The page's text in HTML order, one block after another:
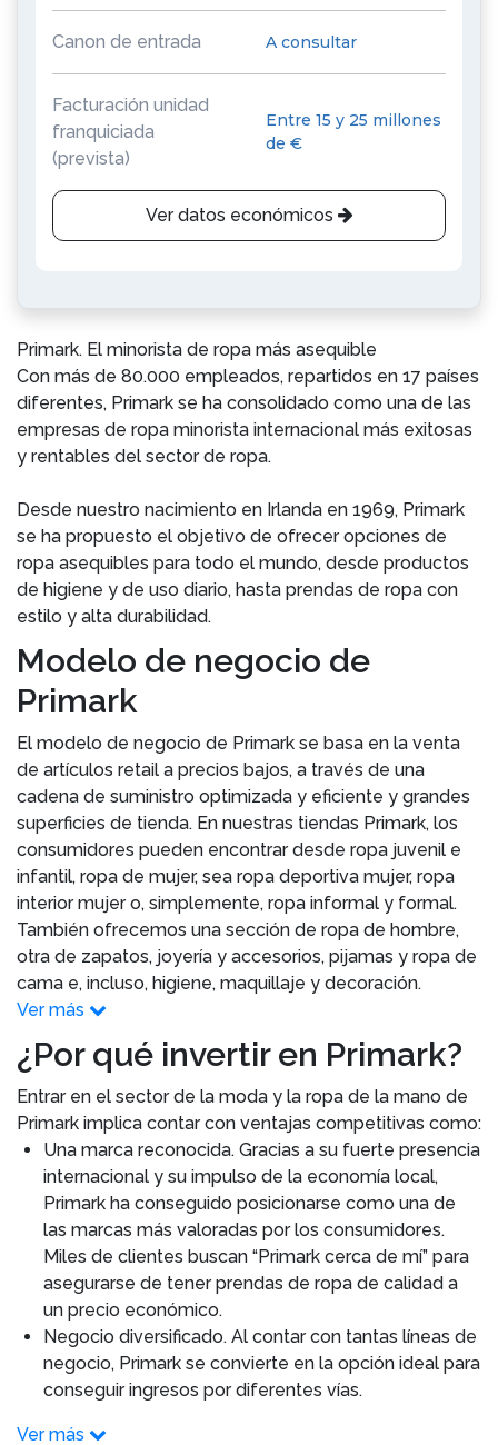
Canon de entrada A consultar
Facturación unidad
franquiciada
(prevista)
Entre 15 y 25 millones
de €
Ver datos económicos
Primark. El minorista de ropa más asequible
Con más de 80.000 empleados, repartidos en 17 países
diferentes, Primark se ha consolidado como una de las
empresas de ropa minorista internacional más exitosas
y rentables del sector de ropa.
Desde nuestro nacimiento en Irlanda en 1969, Primark
se ha propuesto el objetivo de ofrecer opciones de
ropa asequibles para todo el mundo, desde productos
de higiene y de uso diario, hasta prendas de ropa con
estilo y alta durabilidad.
Modelo de negocio de
Primark
El modelo de negocio de Primark se basa en la venta
de artículos retail a precios bajos, a través de una
cadena de suministro optimizada y eficiente y grandes
superficies de tienda. En nuestras tiendas Primark, los
consumidores pueden encontrar desde ropa juvenil e
infantil, ropa de mujer, sea ropa deportiva mujer, ropa
interior mujer o, simplemente, ropa informal y formal.
También ofrecemos una sección de ropa de hombre,
otra de zapatos, joyería y accesorios, pijamas y ropa de
cama e, incluso, higiene, maquillaje y decoración.
Ver más
¿Por qué invertir en Primark?
Entrar en el sector de la moda y la ropa de la mano de
Primark implica contar con ventajas competitivas como:
Una marca reconocida. Gracias a su fuerte presencia
internacional y su impulso de la economía local,
Primark ha conseguido posicionarse como una de
las marcas más valoradas por los consumidores.
Miles de clientes buscan “Primark cerca de mí” para
asegurarse de tener prendas de ropa de calidad a
un precio económico.
Negocio diversificado. Al contar con tantas líneas de
negocio, Primark se convierte en la opción ideal para
conseguir ingresos por diferentes vías.
Ver más